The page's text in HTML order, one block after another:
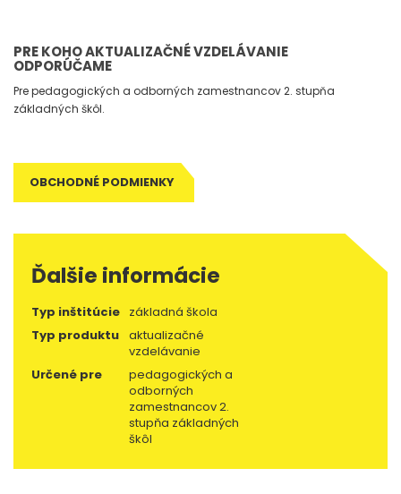
PRE KOHO AKTUALIZAČNÉ VZDELÁVANIE
ODPORÚČAME
Pre pedagogických a odborných zamestnancov 2. stupňa
základných škôl.
OBCHODNÉ PODMIENKY
Ďalšie informácie
Typ inštitúcie základná škola
Typ produktu aktualizačné
vzdelávanie
Určené pre
pedagogických a
odborných
zamestnancov 2.
stupňa základných
škôl